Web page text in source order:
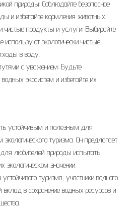
природы: Соблюдайте безопасное
и избегайте кормления животных.
чистые продукты и услуги: Выбирайте
используют экологически чистые
в воду.
с уважением: Будьте
экосистем и избегайте их
устойчивым и полезным для
туризма. Он предлагает
любителей природы испытать
экологическом значении.
туризма, участники водного
вклад в сохранение водных ресурсов и